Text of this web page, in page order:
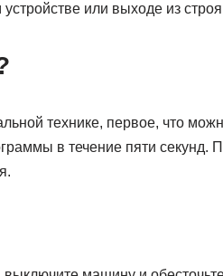
или выходе из
технике, первое, что
в течение пяти секунд.